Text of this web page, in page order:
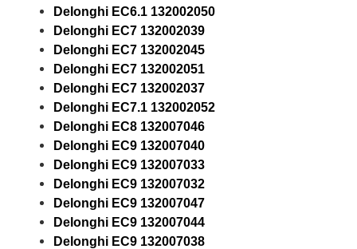
Delonghi EC6.1 132002050
Delonghi EC7 132002039
Delonghi EC7 132002045
Delonghi EC7 132002051
Delonghi EC7 132002037
Delonghi EC7.1 132002052
Delonghi EC8 132007046
Delonghi EC9 132007040
Delonghi EC9 132007033
Delonghi EC9 132007032
Delonghi EC9 132007047
Delonghi EC9 132007044
Delonghi EC9 132007038